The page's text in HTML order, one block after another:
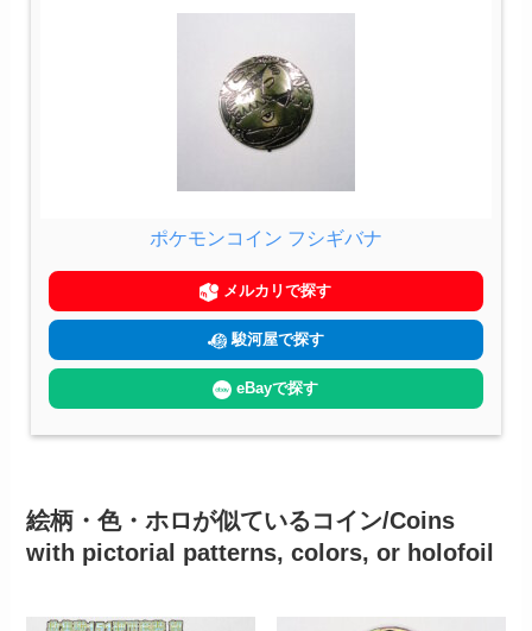
ポケモンコイン フシギバナ
メルカリで探す
駿河屋で探す
eBayで探す
絵柄・色・ホロが似ているコイン/Coins
with pictorial patterns, colors, or holofoil